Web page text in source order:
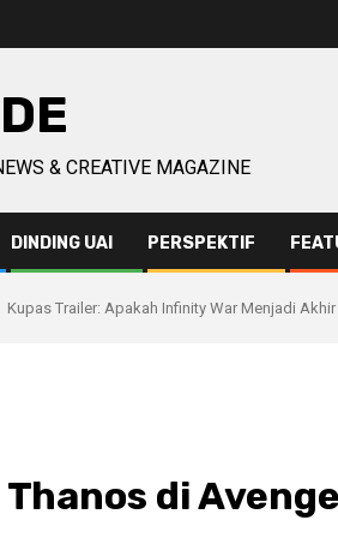
& CREATIVE MAGAZINE
DINDING UAI PERSPEKTIF
Kupas Trailer: Apakah Infinity War Menjadi
Thanos di